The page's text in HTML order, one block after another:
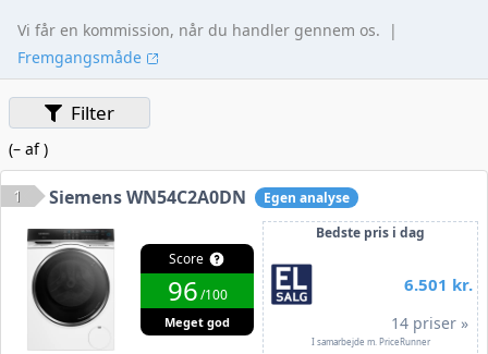
Vi får en kommission, når du handler gennem os.
|
Fremgangsmåde
Filter
(– af)
1 Siemens WN54C2A0DN Egen analyse
Score
96/100
Meget god
Bedste pris i dag
6.501 kr.
14 priser »
I samarbejde m. PriceRunner